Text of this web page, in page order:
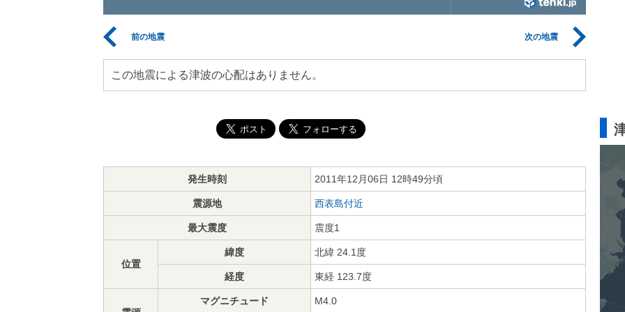
前の地震 次の地震
この地震による津波の心配はありません。
発生時刻 2011年12月06日 12時49分頃
震源地 西表島付近
最大震度 震度1
位置
緯度 北緯 24.1度
経度 東経 123.7度
マグニチュード M4.0